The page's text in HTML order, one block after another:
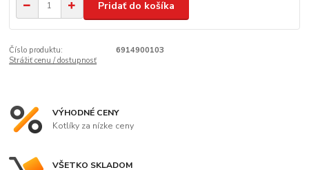
Pridať do košíka
Číslo produktu:
6914900103
Strážiť cenu / dostupnosť
VÝHODNÉ CENY
Kotlíky za nízke ceny
VŠETKO SKLADOM